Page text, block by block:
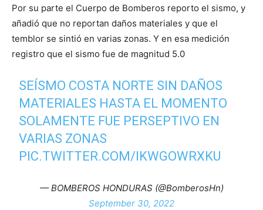
Por su parte el Cuerpo de Bomberos reporto el sismo, y
añadió que no reportan daños materiales y que el
temblor se sintió en varias zonas. Y en esa medición
registro que el sismo fue de magnitud 5.0
SEÍSMO COSTA NORTE SIN DAÑOS
MATERIALES HASTA EL MOMENTO
SOLAMENTE FUE PERSEPTIVO EN
VARIAS ZONAS
PIC.TWITTER.COM/IKWGOWRXKU
— BOMBEROS HONDURAS (@BomberosHn)
September 30, 2022